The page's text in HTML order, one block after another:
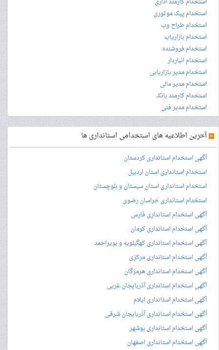
استخدام پیک موتوری
استخدام طراح وب
استخدام بازاریاب
استخدام فروشنده
استخدام انباردار
استخدام مدیر بازاریابی
استخدام مدیر مالی
استخدام کارمند بانک
استخدام مدیر فنی
»آخرین اطلاعیه های استخدامی استانداری ها
آگهی استخدام استانداری کردستان
استخدام استانداری استان اردبیل
استخدام استانداری استان سیستان و بلوچستان
استخدام استانداری خراسان رضوی
آگهی استخدام استانداری فارس
آگهی استخدام استانداری کرمان
آگهی استخدام استانداری کهگیلویه و بویراحمد
آگهی استخدام استانداری مرکزی
آگهی استخدام استانداری هرمزگان
آگهی استخدام استانداری آذربایجان غربی
آگهی استخدام استانداری ایلام
آگهی استخدام استانداری آذربایجان شرقی
آگهی استخدام استانداری بوشهر
آگهی استخدام استانداری اصفهان